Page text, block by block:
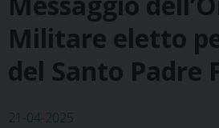
Militare eletto
del Santo Padre
21-04-2025